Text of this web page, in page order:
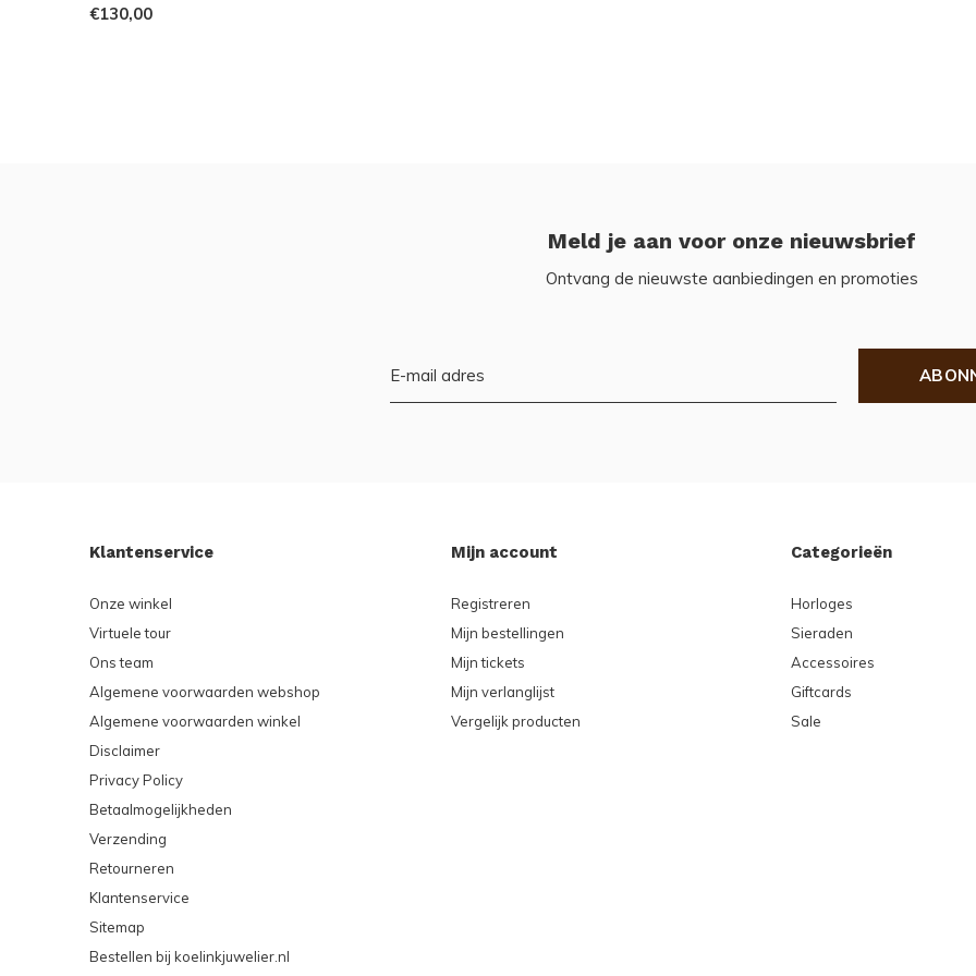
€130,00
Meld je aan voor onze nieuwsbrief
Ontvang de nieuwste aanbiedingen en promoties
Klantenservice
Onze winkel
Virtuele tour
Ons team
Algemene voorwaarden webshop
Algemene voorwaarden winkel
Disclaimer
Privacy Policy
Betaalmogelijkheden
Verzending
Retourneren
Klantenservice
Sitemap
Bestellen bij koelinkjuwelier.nl
Mijn account
Registreren
Mijn bestellingen
Mijn tickets
Mijn verlanglijst
Vergelijk producten
Categorieën
Horloges
Sieraden
Accessoires
Giftcards
Sale